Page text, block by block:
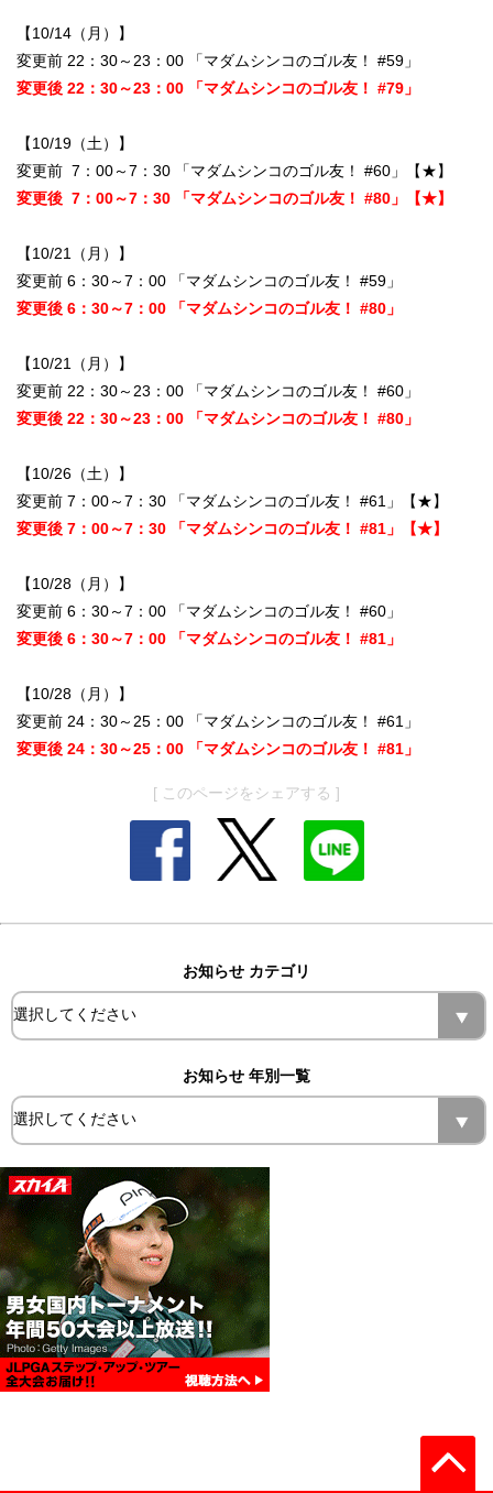
【10/14（月）】
変更前 22：30～23：00 「マダムシンコのゴル友！ #59」
変更後 22：30～23：00 「マダムシンコのゴル友！ #79」
【10/19（土）】
変更前 7：00～7：30 「マダムシンコのゴル友！ #60」【★】
変更後 7：00～7：30 「マダムシンコのゴル友！ #80」【★】
【10/21（月）】
変更前 6：30～7：00 「マダムシンコのゴル友！ #59」
変更後 6：30～7：00 「マダムシンコのゴル友！ #80」
【10/21（月）】
変更前 22：30～23：00 「マダムシンコのゴル友！ #60」
変更後 22：30～23：00 「マダムシンコのゴル友！ #80」
【10/26（土）】
変更前 7：00～7：30 「マダムシンコのゴル友！ #61」【★】
変更後 7：00～7：30 「マダムシンコのゴル友！ #81」【★】
【10/28（月）】
変更前 6：30～7：00 「マダムシンコのゴル友！ #60」
変更後 6：30～7：00 「マダムシンコのゴル友！ #81」
【10/28（月）】
変更前 24：30～25：00 「マダムシンコのゴル友！ #61」
変更後 24：30～25：00 「マダムシンコのゴル友！ #81」
[ このページをシェアする ]
お知らせ カテゴリ
お知らせ 年別一覧